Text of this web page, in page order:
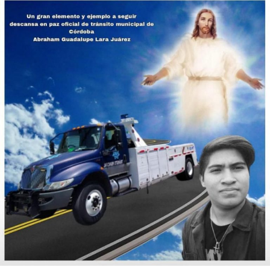
ANTES
Reportan a tres elementos IPAX muertos por Covid